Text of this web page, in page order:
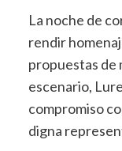
La noche de
rendir
propuestas de
escenario,
compromiso
digna